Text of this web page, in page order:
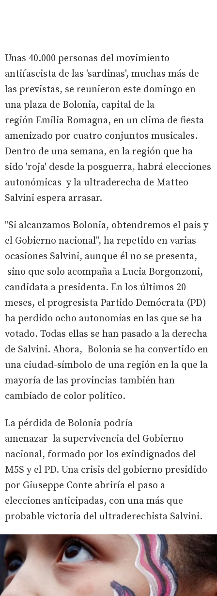
Unas 40.000 personas del movimiento
antifascista de las 'sardinas', muchas más de
las previstas, se reunieron este domingo en
una plaza de Bolonia, capital de la
región Emilia Romagna, en un clima de fiesta
amenizado por cuatro conjuntos musicales.
Dentro de una semana, en la región que ha
sido 'roja' desde la posguerra, habrá elecciones
autonómicas y la ultraderecha de Matteo
Salvini espera arrasar.
"Si alcanzamos Bolonia, obtendremos el país y
el Gobierno nacional", ha repetido en varias
ocasiones Salvini, aunque él no se presenta,
sino que solo acompaña a Lucia Borgonzoni,
candidata a presidenta. En los últimos 20
meses, el progresista Partido Demócrata (PD)
ha perdido ocho autonomías en las que se ha
votado. Todas ellas se han pasado a la derecha
de Salvini. Ahora, Bolonia se ha convertido en
una ciudad-símbolo de una región en la que la
mayoría de las provincias también han
cambiado de color político.
La pérdida de Bolonia podría
amenazar la supervivencia del Gobierno
nacional, formado por los exindignados del
M5S y el PD. Una crisis del gobierno presidido
por Giuseppe Conte abriría el paso a
elecciones anticipadas, con una más que
probable victoria del ultraderechista Salvini.